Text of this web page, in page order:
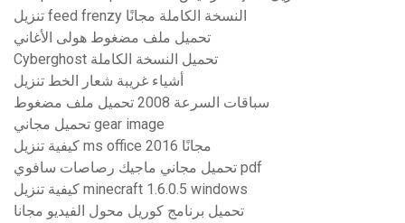
تنزيل feed frenzy النسخة الكاملة مجانًا
تحميل ملف مضغوط هولى الأغاني
Cyberghost تحميل النسخة الكاملة
أشياء غريبة شعار الخط تنزيل
سباقات السرعة 2008 تحميل ملف مضغوط
تحميل مجاني gear image
كيفية تنزيل ms office 2016 مجانًا
تحميل مجاني ماجيك رصاصات سافوي pdf
كيفية تنزيل minecraft 1.6.0.5 windows
تحميل برنامج كوريل محول الفيديو مجانا